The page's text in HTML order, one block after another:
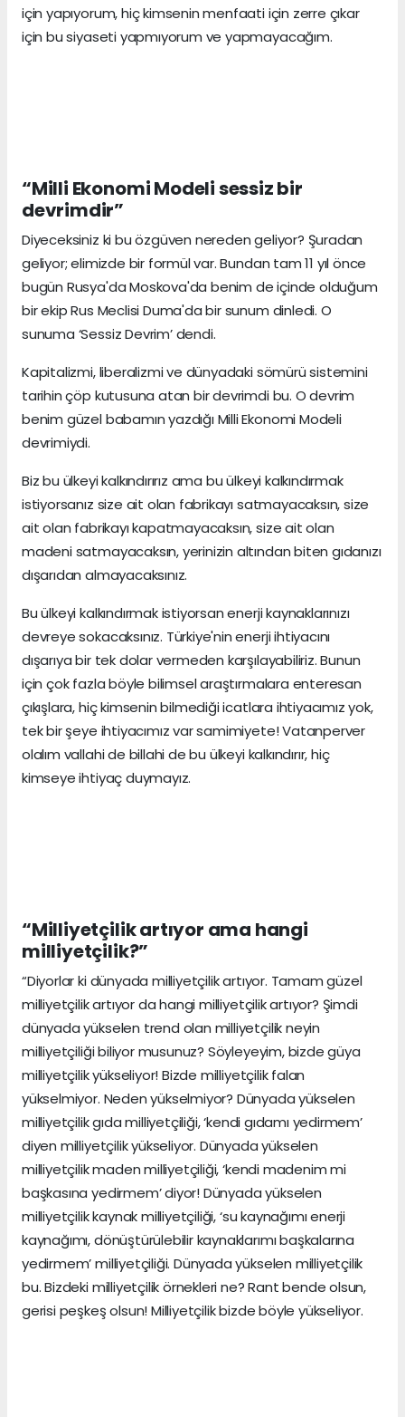
için yapıyorum, hiç kimsenin menfaati için zerre çıkar
için bu siyaseti yapmıyorum ve yapmayacağım.
“Milli Ekonomi Modeli sessiz bir
devrimdir”
Diyeceksiniz ki bu özgüven nereden geliyor? Şuradan
geliyor; elimizde bir formül var. Bundan tam 11 yıl önce
bugün Rusya'da Moskova'da benim de içinde olduğum
bir ekip Rus Meclisi Duma'da bir sunum dinledi. O
sunuma ‘Sessiz Devrim’ dendi.
Kapitalizmi, liberalizmi ve dünyadaki sömürü sistemini
tarihin çöp kutusuna atan bir devrimdi bu. O devrim
benim güzel babamın yazdığı Milli Ekonomi Modeli
devrimiydi.
Biz bu ülkeyi kalkındırırız ama bu ülkeyi kalkındırmak
istiyorsanız size ait olan fabrikayı satmayacaksın, size
ait olan fabrikayı kapatmayacaksın, size ait olan
madeni satmayacaksın, yerinizin altından biten gıdanızı
dışarıdan almayacaksınız.
Bu ülkeyi kalkındırmak istiyorsan enerji kaynaklarınızı
devreye sokacaksınız. Türkiye'nin enerji ihtiyacını
dışarıya bir tek dolar vermeden karşılayabiliriz. Bunun
için çok fazla böyle bilimsel araştırmalara enteresan
çıkışlara, hiç kimsenin bilmediği icatlara ihtiyacımız yok,
tek bir şeye ihtiyacımız var samimiyete! Vatanperver
olalım vallahi de billahi de bu ülkeyi kalkındırır, hiç
kimseye ihtiyaç duymayız.
“Milliyetçilik artıyor ama hangi
milliyetçilik?”
“Diyorlar ki dünyada milliyetçilik artıyor. Tamam güzel
milliyetçilik artıyor da hangi milliyetçilik artıyor? Şimdi
dünyada yükselen trend olan milliyetçilik neyin
milliyetçiliği biliyor musunuz? Söyleyeyim, bizde güya
milliyetçilik yükseliyor! Bizde milliyetçilik falan
yükselmiyor. Neden yükselmiyor? Dünyada yükselen
milliyetçilik gıda milliyetçiliği, ‘kendi gıdamı yedirmem’
diyen milliyetçilik yükseliyor. Dünyada yükselen
milliyetçilik maden milliyetçiliği, ‘kendi madenim mi
başkasına yedirmem’ diyor! Dünyada yükselen
milliyetçilik kaynak milliyetçiliği, ‘su kaynağımı enerji
kaynağımı, dönüştürülebilir kaynaklarımı başkalarına
yedirmem’ milliyetçiliği. Dünyada yükselen milliyetçilik
bu. Bizdeki milliyetçilik örnekleri ne? Rant bende olsun,
gerisi peşkeş olsun! Milliyetçilik bizde böyle yükseliyor.